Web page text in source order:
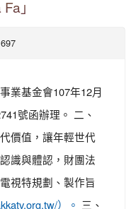
」
業基金會107年12月
號函辦理。 二、
價值，讓年輕世代
識與體認，財團法
視特規劃、製作旨
）。
三、